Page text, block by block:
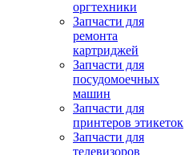
оргтехники
Запчасти для
ремонта
картриджей
Запчасти для
посудомоечных
машин
Запчасти для
принтеров этикеток
Запчасти для
телевизоров